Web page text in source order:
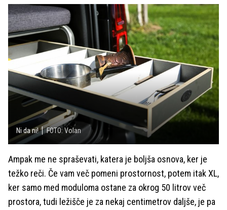
Ni da ni! FOTO: Volan
Ampak me ne spraševati, katera je boljša osnova, ker je
težko reči. Če vam več pomeni prostornost, potem itak XL,
ker samo med moduloma ostane za okrog 50 litrov več
prostora, tudi ležišče je za nekaj centimetrov daljše, je pa